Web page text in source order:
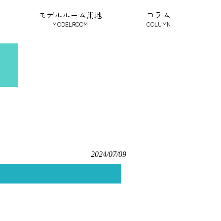
モデルルーム用地
MODELROOM
コラム
COLUMN
2024/07/09